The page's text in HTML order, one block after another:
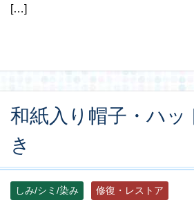
[…]
和紙入り帽子・ハッ
き
しみ/シミ/染み 修復・レストア